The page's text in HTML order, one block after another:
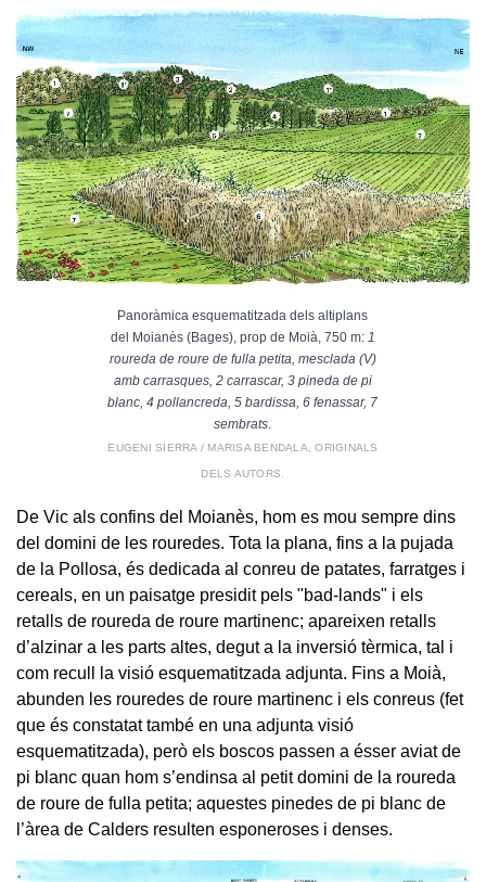
Panoràmica esquematitzada dels altiplans
del Moianès (Bages), prop de Moià, 750 m: 1
roureda de roure de fulla petita, mesclada (V)
amb carrasques, 2 carrascar, 3 pineda de pi
blanc, 4 pollancreda, 5 bardissa, 6 fenassar, 7
sembrats
EUGENI SIERRA / MARISA BENDALA, ORIGINALS
DELS AUTORS.
De Vic als confins del Moianès, hom es mou sempre dins
del domini de les rouredes. Tota la plana, fins a la pujada
de la Pollosa, és dedicada al conreu de patates, farratges i
cereals, en un paisatge presidit pels "bad-lands" i els
retalls de roureda de roure martinenc; apareixen retalls
d’alzinar a les parts altes, degut a la inversió tèrmica, tal i
com recull la visió esquematitzada adjunta. Fins a Moià,
abunden les rouredes de roure martinenc i els conreus (fet
que és constatat també en una adjunta visió
esquematitzada), però els boscos passen a ésser aviat de
pi blanc quan hom s’endinsa al petit domini de la roureda
de roure de fulla petita; aquestes pinedes de pi blanc de
l’àrea de Calders resulten esponeroses i denses.